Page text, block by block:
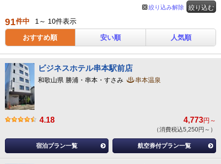
絞り込む
絞り込み解除
91件中 1～ 10件表示
おすすめ順 安い順 人気順
ビジネスホテル串本駅前店
和歌山県 勝浦・串本・すさみ 串本温泉
4.18 4,773円～
（消費税込5,250円～）
宿泊プラン一覧 航空券付プラン一覧